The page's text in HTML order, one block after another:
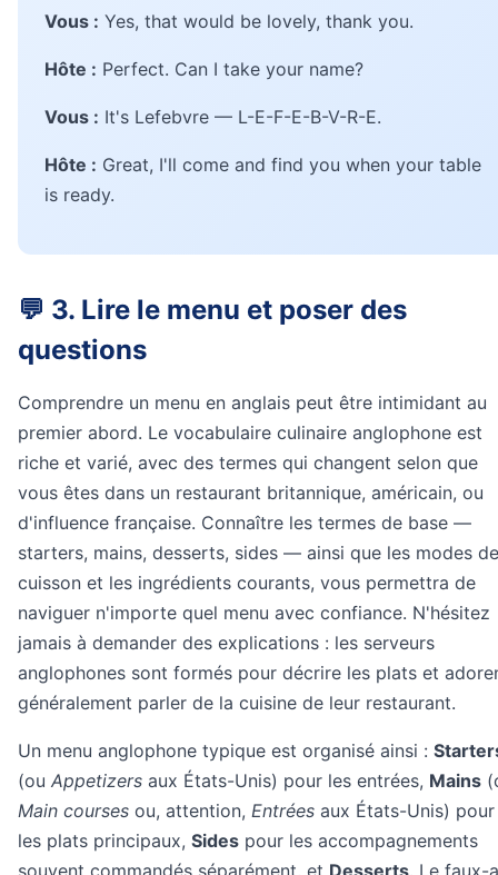
Vous : Yes, that would be lovely, thank you.
Hôte : Perfect. Can I take your name?
Vous : It's Lefebvre — L-E-F-E-B-V-R-E.
Hôte : Great, I'll come and find you when your table
is ready.
💬 3. Lire le menu et poser des
questions
Comprendre un menu en anglais peut être intimidant au
premier abord. Le vocabulaire culinaire anglophone est
riche et varié, avec des termes qui changent selon que
vous êtes dans un restaurant britannique, américain, ou
d'influence française. Connaître les termes de base —
starters, mains, desserts, sides — ainsi que les modes de
cuisson et les ingrédients courants, vous permettra de
naviguer n'importe quel menu avec confiance. N'hésitez
jamais à demander des explications : les serveurs
anglophones sont formés pour décrire les plats et
généralement parler de la cuisine de leur restaurant.
Un menu anglophone typique est organisé ainsi :
(ou Appetizers aux États-Unis) pour les entrées, Mains
Main courses ou, attention, Entrées aux États-Unis) pour
les plats principaux, Sides pour les accompagnements
souvent commandés séparément, et Desserts. Le faux-